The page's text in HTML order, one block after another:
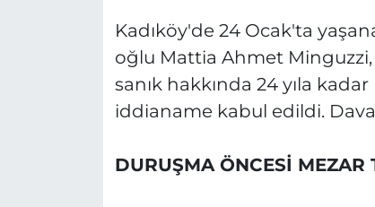
Kadıköy'de 24 Ocak'ta
oğlu Mattia Ahmet Minguzzi,
sanık hakkında 24 yıla
iddianame kabul edildi.
DURUŞMA ÖNCESİ MEZAR